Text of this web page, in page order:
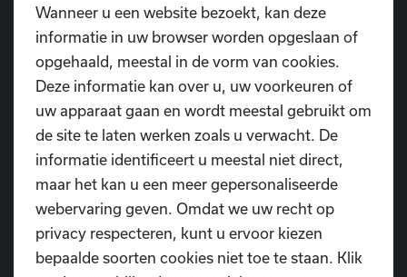
website.
Let op! Je bestelt ook voor je danser(s) een
gratis ticket , zodat de Sint weet hoeveel
kindjes hij in totaal mag verwachten.
Brief Sintfeest
Koop tickets Sintfeest
Wanneer u een website bezoekt, kan deze
informatie in uw browser worden opgeslaan of
opgehaald, meestal in de vorm van cookies.
Deze informatie kan over u, uw voorkeuren of
uw apparaat gaan en wordt meestal gebruikt om
de site te laten werken zoals u verwacht. De
informatie identificeert u meestal niet direct,
maar het kan u een meer gepersonaliseerde
webervaring geven. Omdat we uw recht op
privacy respecteren, kunt u ervoor kiezen
bepaalde soorten cookies niet toe te staan. Klik